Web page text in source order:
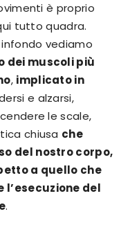
è proprio
tutto quadra.
vediamo
dei muscoli più
, implicato in
e alzarsi,
le scale,
chiusa che
del nostro corpo,
a quello che
del
.